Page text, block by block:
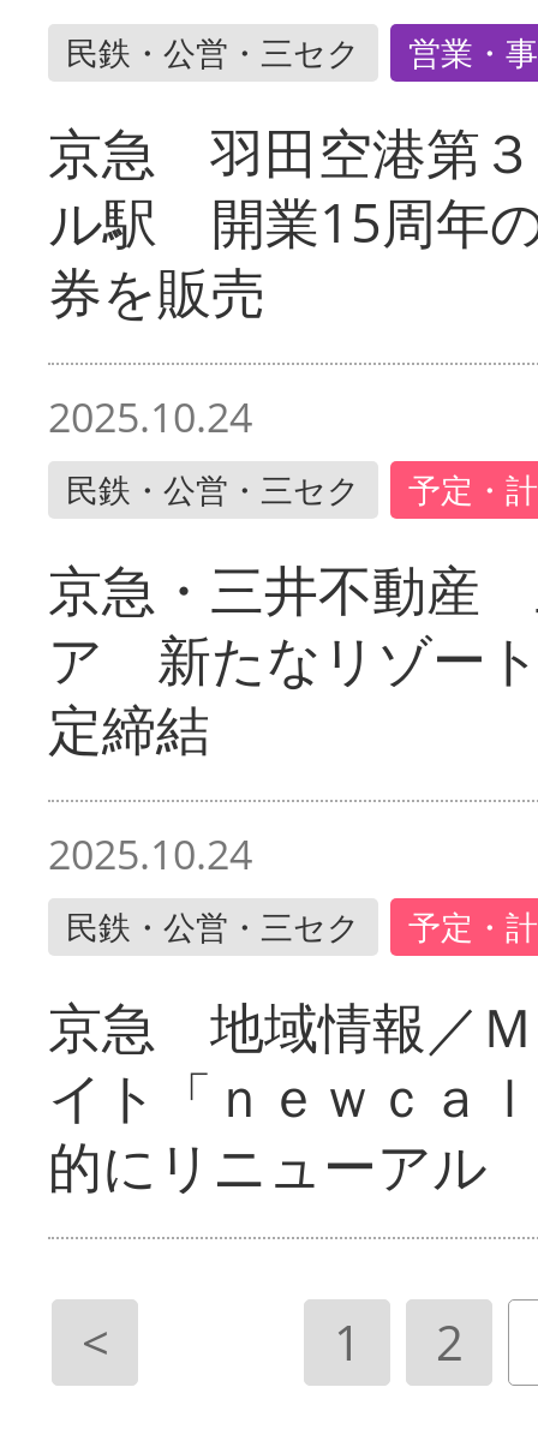
民鉄・公営・三セク 営業・
京急 羽田空港第
ル駅 開業15周年
券を販売
2025.10.24
民鉄・公営・三セク 予定・
京急・三井不動産
ア 新たなリゾー
定締結
2025.10.24
民鉄・公営・三セク 予定・
京急 地域情報／
イト「ｎｅｗｃａ
的にリニューアル
< 1 2